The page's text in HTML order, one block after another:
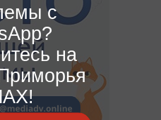
с
на